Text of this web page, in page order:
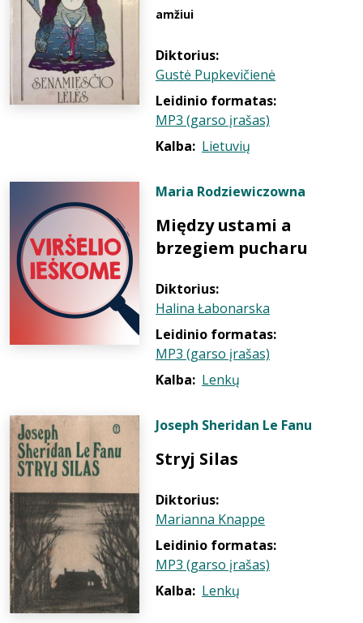
amžiui
Diktorius:
Gustė Pupkevičienė
Leidinio formatas:
MP3 (garso įrašas)
Kalba: Lietuvių
Maria Rodziewiczowna
Między ustami a
brzegiem pucharu
Diktorius:
Halina Łabonarska
Leidinio formatas:
MP3 (garso įrašas)
Kalba: Lenkų
Joseph Sheridan Le Fanu
Stryj Silas
Diktorius:
Marianna Knappe
Leidinio formatas:
MP3 (garso įrašas)
Kalba: Lenkų